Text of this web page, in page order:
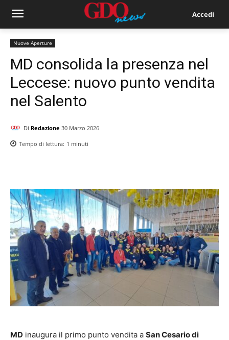
Accedi
Nuove Aperture
MD consolida la presenza nel
Leccese: nuovo punto vendita
nel Salento
Di Redazione 30 Marzo 2026
Tempo di lettura: 1 minuti
MD inaugura il primo punto vendita a San Cesario di